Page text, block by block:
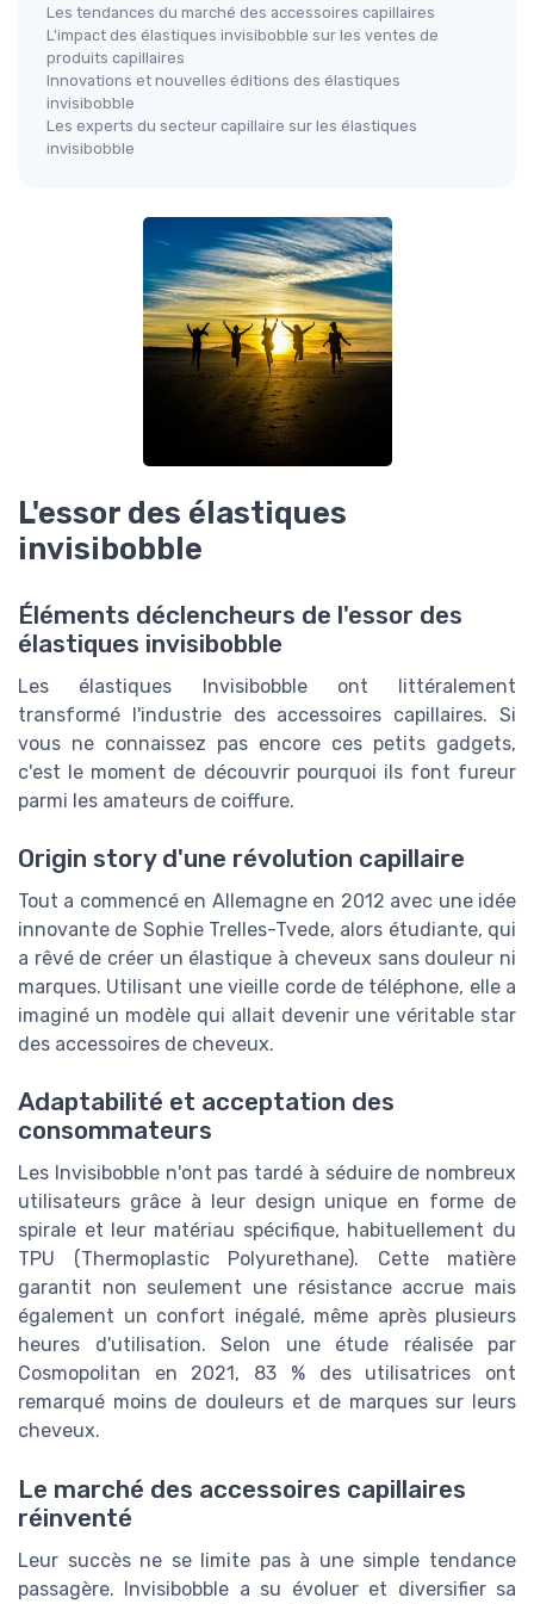
Les tendances du marché des accessoires capillaires
L'impact des élastiques invisibobble sur les ventes de
produits capillaires
Innovations et nouvelles éditions des élastiques
invisibobble
Les experts du secteur capillaire sur les élastiques
invisibobble
L'essor des élastiques
invisibobble
Éléments déclencheurs de l'essor des
élastiques invisibobble
Les élastiques Invisibobble ont littéralement
transformé l'industrie des accessoires capillaires. Si
vous ne connaissez pas encore ces petits gadgets,
c'est le moment de découvrir pourquoi ils font fureur
parmi les amateurs de coiffure.
Origin story d'une révolution capillaire
Tout a commencé en Allemagne en 2012 avec une idée
innovante de Sophie Trelles-Tvede, alors étudiante, qui
a rêvé de créer un élastique à cheveux sans douleur ni
marques. Utilisant une vieille corde de téléphone, elle a
imaginé un modèle qui allait devenir une véritable star
des accessoires de cheveux.
Adaptabilité et acceptation des
consommateurs
Les Invisibobble n'ont pas tardé à séduire de nombreux
utilisateurs grâce à leur design unique en forme de
spirale et leur matériau spécifique, habituellement du
TPU (Thermoplastic Polyurethane). Cette matière
garantit non seulement une résistance accrue mais
également un confort inégalé, même après plusieurs
heures d'utilisation. Selon une étude réalisée par
Cosmopolitan en 2021, 83 % des utilisatrices ont
remarqué moins de douleurs et de marques sur leurs
cheveux.
Le marché des accessoires capillaires
réinventé
Leur succès ne se limite pas à une simple tendance
passagère. Invisibobble a su évoluer et diversifier sa